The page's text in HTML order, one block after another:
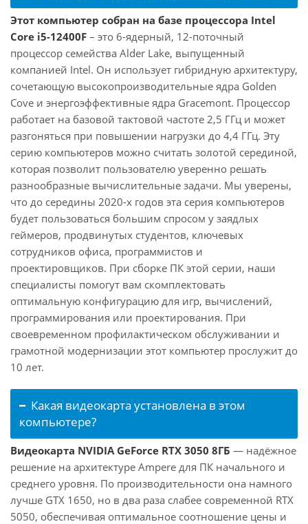
Этот компьютер собран на базе процессора Intel
Core i5-12400F – это 6-ядерный, 12-поточный
процессор семейства Alder Lake, выпущенный
компанией Intel. Он использует гибридную архитектуру,
сочетающую высокопроизводительные ядра Golden
Cove и энергоэффективные ядра Gracemont. Процессор
работает на базовой тактовой частоте 2,5 ГГц и может
разгоняться при повышении нагрузки до 4,4 ГГц. Эту
серию компьютеров можно считать золотой серединой,
которая позволит пользователю уверенно решать
разнообразные вычислительные задачи. Мы уверены,
что до середины 2020-х годов эта серия компьютеров
будет пользоваться большим спросом у заядлых
геймеров, продвинутых студентов, ключевых
сотрудников офиса, программистов и
проектировщиков. При сборке ПК этой серии, наши
специалисты помогут вам скомплектовать
оптимальную конфигурацию для игр, вычислений,
программирования или проектирования. При
своевременном профилактическом обслуживании и
грамотной модернизации этот компьютер прослужит до
10 лет.
Какая видеокарта установлена в этом
компьютере?
Видеокарта NVIDIA GeForce RTX 3050 8ГБ — надёжное
решение на архитектуре Ampere для ПК начального и
среднего уровня. По производительности она намного
лучше GTX 1650, но в два раза слабее современной RTX
5050, обеспечивая оптимальное соотношение цены и